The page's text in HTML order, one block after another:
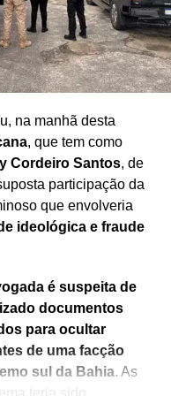
na manhã desta
, que tem como
Cordeiro Santos, de
participação da
que envolveria
ideológica e fraude
é suspeita de
documentos
para ocultar
de uma facção
sul da Bahia. As
teria sido